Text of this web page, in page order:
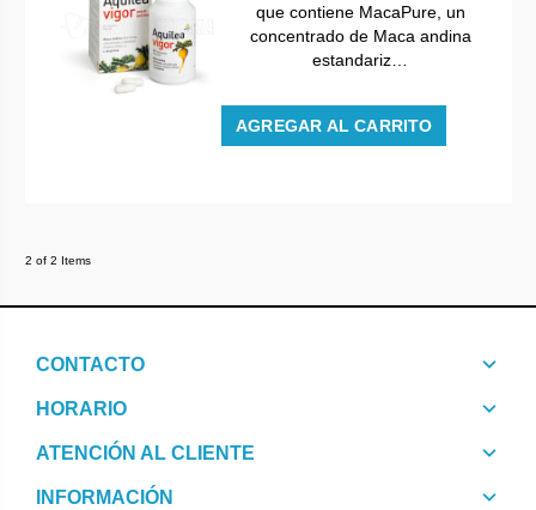
que contiene MacaPure, un
concentrado de Maca andina
estandariz…
AGREGAR AL CARRITO
2 of 2 Items
CONTACTO
HORARIO
ATENCIÓN AL CLIENTE
INFORMACIÓN